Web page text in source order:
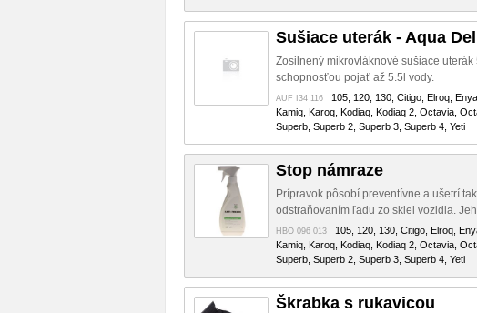
Sušiace uterák - Aqua
Zosilnený mikrovláknové sušiace
schopnosťou pojať až 5.5l vody.
AUF I34 116 105, 120, 130, Citigo, Elroq,
Kamiq, Karoq, Kodiaq, Kodiaq 2, Octavia,
Superb, Superb 2, Superb 3, Superb 4, Yeti
Stop námraze
Prípravok pôsobí preventívne a ušetrí
odstraňovaním ľadu zo skiel vozidla.
HBO 096 013 105, 120, 130, Citigo, Elroq,
Kamiq, Karoq, Kodiaq, Kodiaq 2, Octavia,
Superb, Superb 2, Superb 3, Superb 4, Yeti
Škrabka s rukavicou